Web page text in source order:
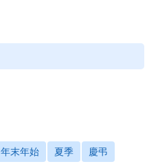
年末年始 夏季 慶弔